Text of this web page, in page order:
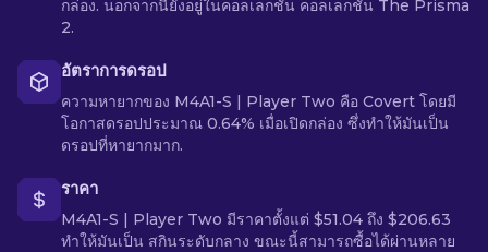
กล่อง. นอกจากนี้ยังอยู่ในคอลเลกชัน คอลเลกชัน The Prisma
2.
อัตราการดรอป
ความหายากของ M4A1-S | Player Two คือ Covert โดยมี
โอกาสดรอปประมาณ 0.64% เมื่อเปิดกล่อง ซึ่งทำให้มันเป็น
ดรอปที่หายากมาก.
ราคา
M4A1-S | Player Two มีราคาตั้งแต่ $51.04 ถึง $206.63
ทำให้มันเป็น สกินระดับกลาง ขณะนี้สามารถซื้อได้ผ่านหลาย